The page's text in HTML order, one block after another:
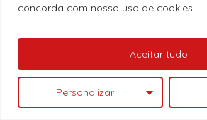
concorda com nosso uso de cookies.
Personalizar
Aceitar tudo
Ver Catálogo